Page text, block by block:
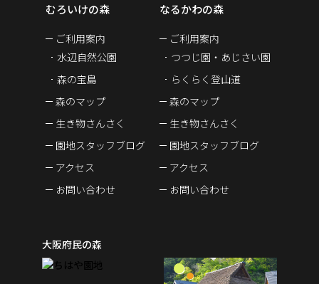
むろいけの森
ご利用案内
水辺自然公園
森の宝島
森のマップ
生き物さんさく
園地スタッフブログ
アクセス
お問い合わせ
なるかわの森
ご利用案内
つつじ園・あじさい園
らくらく登山道
森のマップ
生き物さんさく
園地スタッフブログ
アクセス
お問い合わせ
大阪府民の森